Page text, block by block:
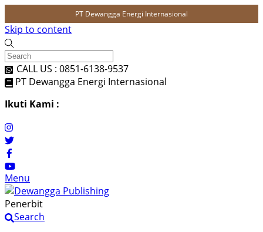
PT Dewangga Energi Internasional
Skip to content
CALL US : 0851-6138-9537
PT Dewangga Energi Internasional
Ikuti Kami :
Menu
Penerbit
Search